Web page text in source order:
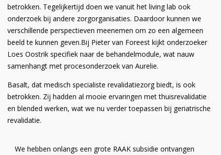
betrokken. Tegelijkertijd doen we vanuit het living lab ook
onderzoek bij andere zorgorganisaties. Daardoor kunnen we
verschillende perspectieven meenemen om zo een algemeen
beeld te kunnen geven.Bij Pieter van Foreest kijkt onderzoeker
Loes Oostrik specifiek naar de behandelmodule, wat nauw
samenhangt met procesonderzoek van Aurelie.
Basalt, dat medisch specialiste revalidatiezorg biedt, is ook
betrokken. Zij hadden al mooie ervaringen met thuisrevalidatie
en blended werken, wat we nu verder toepassen bij geriatrische
revalidatie.
We hebben onlangs een grote RAAK subsidie ontvangen